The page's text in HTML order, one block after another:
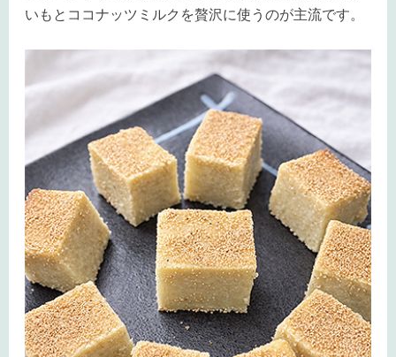
いもとココナッツミルクを贅沢に使うのが主流です。